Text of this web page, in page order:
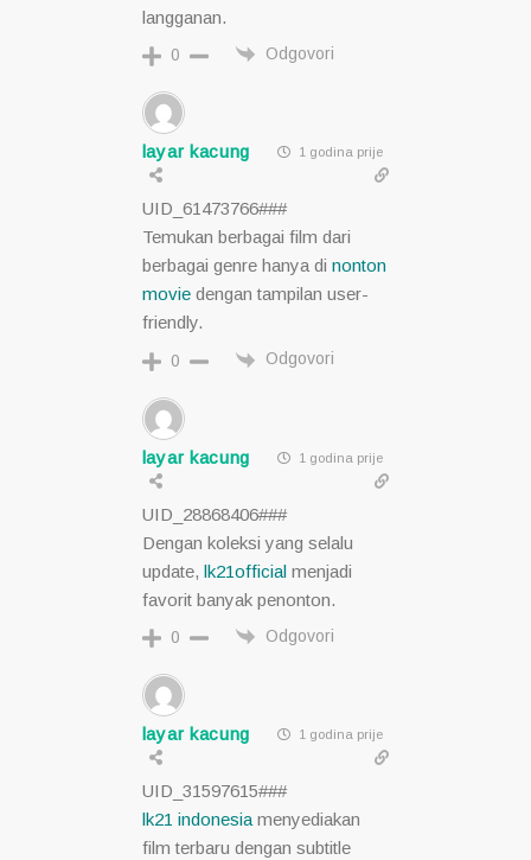
langganan.
0 Odgovori
layar kacung 1 godina prije
UID_61473766###
Temukan berbagai film dari
berbagai genre hanya di nonton
moviedengan tampilan user-
friendly.
0 Odgovori
layar kacung 1 godina prije
UID_28868406###
Dengan koleksi yang selalu
update, lk21officialmenjadi
favorit banyak penonton.
0 Odgovori
layar kacung 1 godina prije
UID_31597615###
lk21 indonesiamenyediakan
film terbaru dengan subtitle